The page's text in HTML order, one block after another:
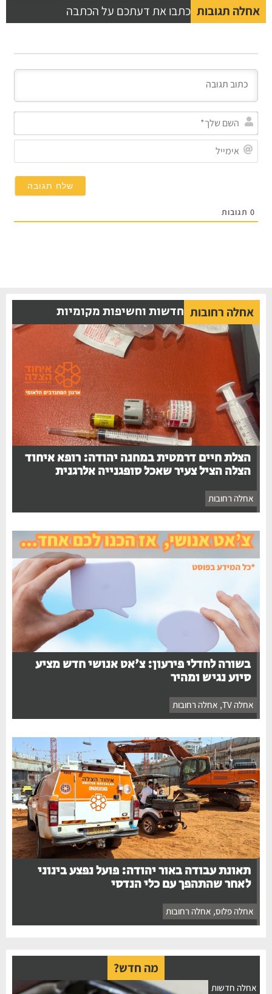
תגובות כתבו את דעתכם על הכתבה
תגובות
אחלה רחובות חדשות וחשיפות מקומיות
הצלת חיים דרמטית במחנה יהודה: רופא איחוד
הצלה הציל צעיר שאכל סופגנייה אלרגנית
אחלה רחובות
בשורה לחדלי פירעון: צ'אט אנושי חדש מציע
סיוע נגיש ומהיר
אחלה TV ,אחלה רחובות
תאונת עבודה באור יהודה: פועל נפצע בינוני
לאחר שהתהפך עם כלי הנדסי
אחלה פלוס ,אחלה רחובות
מה חדש?
חדשות